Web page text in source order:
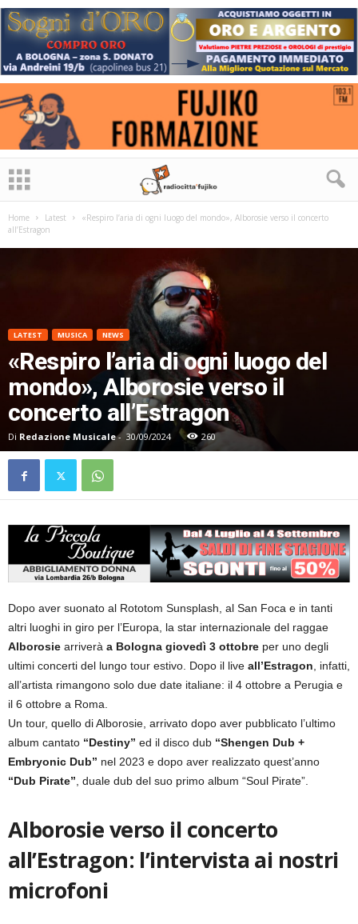
Home Latest
«Respiro l’aria di ogni luogo del mondo», Alborosie verso il concerto
all’Estragon
LATEST MUSICA NEWS
«Respiro l’aria di ogni luogo del
mondo», Alborosie verso il
concerto all’Estragon
Di Redazione Musicale- 30/09/2024 260
Dopo aver suonato al Rototom Sunsplash, al San Foca e in tanti
altri luoghi in giro per l’Europa, la star internazionale del raggae
Alborosie arriverà a Bologna giovedì 3 ottobre per uno degli
ultimi concerti del lungo tour estivo. Dopo il live all’Estragon, infatti,
all’artista rimangono solo due date italiane: il 4 ottobre a Perugia e
il 6 ottobre a Roma.
Un tour, quello di Alborosie, arrivato dopo aver pubblicato l’ultimo
album cantato “Destiny” ed il disco dub “Shengen Dub +
Embryonic Dub” nel 2023 e dopo aver realizzato quest’anno
“Dub Pirate”, duale dub del suo primo album “Soul Pirate”.
Alborosie verso il concerto
all’Estragon: l’intervista ai nostri
microfoni